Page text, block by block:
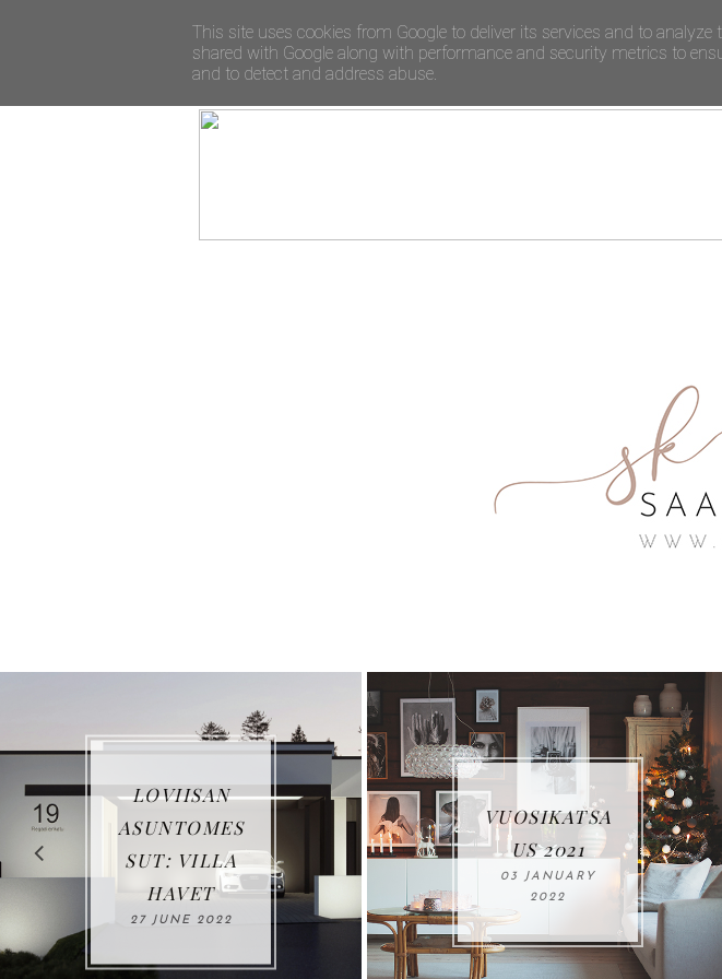
LOVIISAN
ASUNTOMES
SUT: VILLA
HAVET
27 JUNE 2022
VUOSIKATSA
US 2021
03 JANUARY
This site uses cookies from Google to deliver its services and to
shared with Google along with performance and security metrics to
and to detect and address abuse.